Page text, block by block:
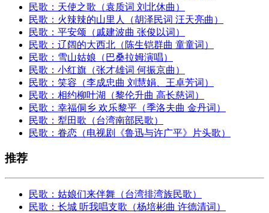
民歌：天使之歌（袁质词 刘北休曲）
民歌：火辣辣的山里人（胡泽民词 汪天亮曲）
民歌：平安颂（戚建波曲 张俊以词）
民歌：辽阔的大西北（陈生铠群曲 童童词）
民歌：雪山姑娘（巴桑拉姆演唱）
民歌：小红旗（张才雄词 何振京曲）
民歌：笑容（李成忠曲 刘慧娟、王卓芳词）
民歌：相约柳叶湖（黎伦升曲 高长慈词）
民歌：幸福侗乡 欢乐黎平（季洛夫曲 金丹词）
民歌：犁田歌（台湾南部民歌）
民歌：眷恋（电视剧《鲁迅与许广平》片头歌）
推荐
民歌：姑娘们来伴舞（台湾排湾族民歌）
民歌：长城 听我唱支歌（杨培彬曲 许德清词）